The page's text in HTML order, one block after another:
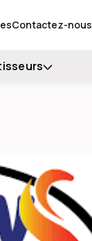
Contactez-nous